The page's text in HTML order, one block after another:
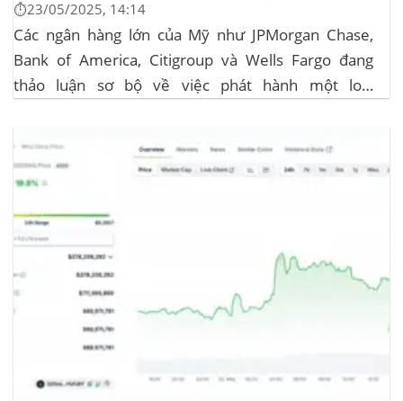
⏱️23/05/2025, 14:14
Các ngân hàng lớn của Mỹ như JPMorgan Chase,
Bank of America, Citigroup và Wells Fargo đang
thảo luận sơ bộ về việc phát hành một loại
tiền điện tử. Các...